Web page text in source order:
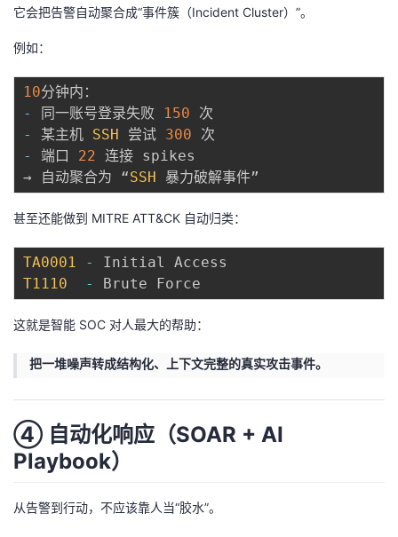
它会把告警自动聚合成“事件簇（Incident Cluster）”。
例如：
10
-
同一账号登录失败 150
-
某主机 SSH 尝试 300
-
端口 22 连接 spikes
→ 自动聚合为 “SSH
甚至还能做到 MITRE ATT&CK 自动归类：
TA0001 -
T1110
-
这就是智能 SOC 对人最大的帮助：
把一堆噪声转成结构化、上下文完整的真实攻击事件。
④ 自动化响应（SOAR + AI
Playbook）
从告警到行动，不应该靠人当“胶水”。